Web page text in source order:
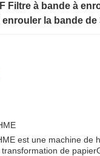
Filtre à bande à
enrouler la bande de
est une machine
de